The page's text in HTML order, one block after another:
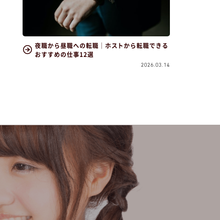
夜職から昼職への転職｜ホストから転職できる
おすすめの仕事12選
2026.03.14